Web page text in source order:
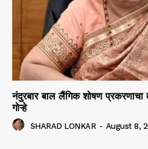
नंदुरबार बाल लैंगिक शोषण प्रकरणाचा
गोऱ्हे
SHARAD LONKAR - August 8,